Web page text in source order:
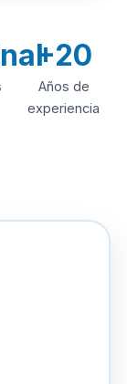
+20
Años de
experiencia